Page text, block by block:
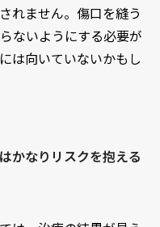
れません。傷口を縫う
ないようにする必要が
は向いていないかもし
かなりリスクを抱える